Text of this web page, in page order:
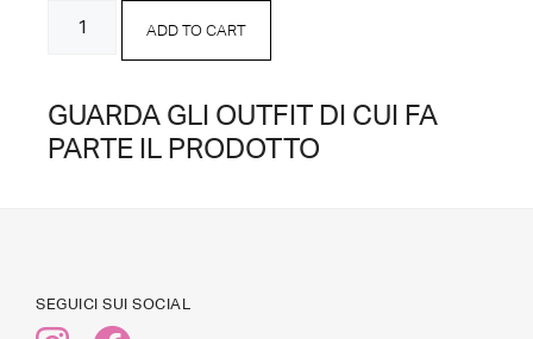
ADD TO CART
GUARDA GLI OUTFIT DI CUI FA
PARTE IL PRODOTTO
SEGUICI SUI SOCIAL